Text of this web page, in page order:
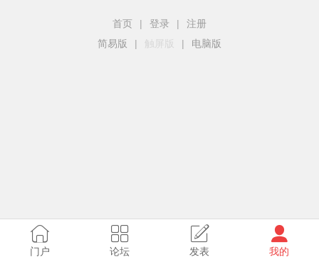
首页 | 登录 |
注册
简易版
| 触屏版 | 电脑版
门户 论坛 发表 我的